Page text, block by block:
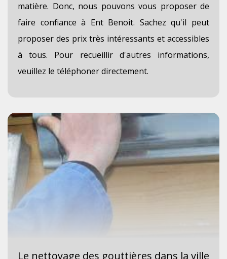
matière. Donc, nous pouvons vous proposer de
faire confiance à Ent Benoit. Sachez qu'il peut
proposer des prix très intéressants et accessibles
à tous. Pour recueillir d'autres informations,
veuillez le téléphoner directement.
Le nettoyage des gouttières dans la ville